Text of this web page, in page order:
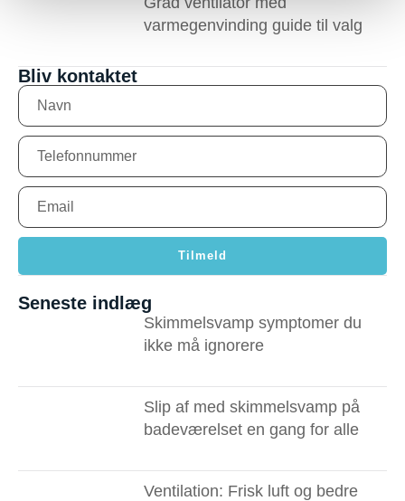
varmegenvinding guide til valg
Bliv kontaktet
Tilmeld
Seneste indlæg
Skimmelsvamp symptomer du
ikke må ignorere ​
Slip af med skimmelsvamp på
badeværelset en gang for alle
Ventilation: Frisk luft og bedre